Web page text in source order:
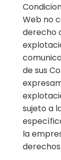
Web no
derecho
de sus
sujeto a
la